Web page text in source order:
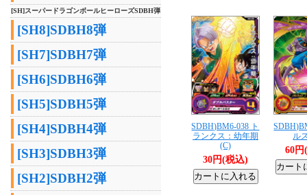
[SH]スーパードラゴンボールヒーローズSDBH弾
[SH8]SDBH8弾
[SH7]SDBH7弾
[SH6]SDBH6弾
[SH5]SDBH5弾
[SH4]SDBH4弾
[SH3]SDBH3弾
[SH2]SDBH2弾
SDBH)BM6-038 ト
ランクス：幼年期
(C)
30円(税込)
ル
60円